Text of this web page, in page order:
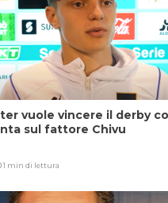
vuole vincere il derby
sul fattore Chivu
1 min di lettura